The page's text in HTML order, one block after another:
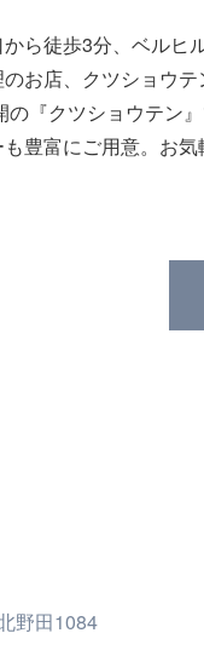
ら徒歩3分、ベルヒ
お店、クツショウテ
『クツショウテン
豊富にご用意。お気
野田1084